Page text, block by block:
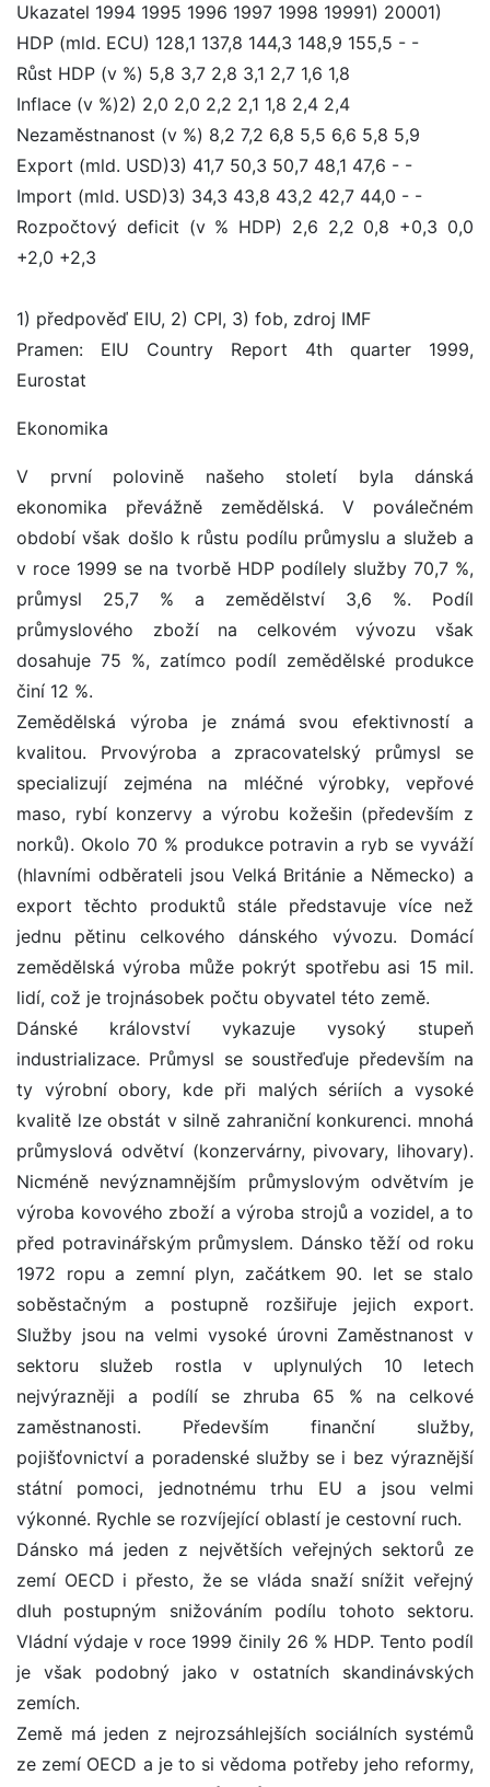
Ukazatel 1994 1995 1996 1997 1998 19991) 20001)
HDP (mld. ECU) 128,1 137,8 144,3 148,9 155,5 - -
Růst HDP (v %) 5,8 3,7 2,8 3,1 2,7 1,6 1,8
Inflace (v %)2) 2,0 2,0 2,2 2,1 1,8 2,4 2,4
Nezaměstnanost (v %) 8,2 7,2 6,8 5,5 6,6 5,8 5,9
Export (mld. USD)3) 41,7 50,3 50,7 48,1 47,6 - -
Import (mld. USD)3) 34,3 43,8 43,2 42,7 44,0 - -
Rozpočtový deficit (v % HDP) 2,6 2,2 0,8 +0,3 0,0
+2,0 +2,3
1) předpověď EIU, 2) CPI, 3) fob, zdroj IMF
Pramen: EIU Country Report 4th quarter 1999,
Eurostat
Ekonomika
V první polovině našeho století byla dánská
ekonomika převážně zemědělská. V poválečném
období však došlo k růstu podílu průmyslu a služeb a
v roce 1999 se na tvorbě HDP podílely služby 70,7 %,
průmysl 25,7 % a zemědělství 3,6 %. Podíl
průmyslového zboží na celkovém vývozu však
dosahuje 75 %, zatímco podíl zemědělské produkce
činí 12 %.
Zemědělská výroba je známá svou efektivností a
kvalitou. Prvovýroba a zpracovatelský průmysl se
specializují zejména na mléčné výrobky, vepřové
maso, rybí konzervy a výrobu kožešin (především z
norků). Okolo 70 % produkce potravin a ryb se vyváží
(hlavními odběrateli jsou Velká Británie a Německo) a
export těchto produktů stále představuje více než
jednu pětinu celkového dánského vývozu. Domácí
zemědělská výroba může pokrýt spotřebu asi 15 mil.
lidí, což je trojnásobek počtu obyvatel této země.
Dánské království vykazuje vysoký stupeň
industrializace. Průmysl se soustřeďuje především na
ty výrobní obory, kde při malých sériích a vysoké
kvalitě lze obstát v silně zahraniční konkurenci. mnohá
průmyslová odvětví (konzervárny, pivovary, lihovary).
Nicméně nevýznamnějším průmyslovým odvětvím je
výroba kovového zboží a výroba strojů a vozidel, a to
před potravinářským průmyslem. Dánsko těží od roku
1972 ropu a zemní plyn, začátkem 90. let se stalo
soběstačným a postupně rozšiřuje jejich export.
Služby jsou na velmi vysoké úrovni Zaměstnanost v
sektoru služeb rostla v uplynulých 10 letech
nejvýrazněji a podílí se zhruba 65 % na celkové
zaměstnanosti. Především finanční služby,
pojišťovnictví a poradenské služby se i bez výraznější
státní pomoci, jednotnému trhu EU a jsou velmi
výkonné. Rychle se rozvíjející oblastí je cestovní ruch.
Dánsko má jeden z největších veřejných sektorů ze
zemí OECD i přesto, že se vláda snaží snížit veřejný
dluh postupným snižováním podílu tohoto sektoru.
Vládní výdaje v roce 1999 činily 26 % HDP. Tento podíl
je však podobný jako v ostatních skandinávských
zemích.
Země má jeden z nejrozsáhlejších sociálních systémů
ze zemí OECD a je to si vědoma potřeby jeho reformy,